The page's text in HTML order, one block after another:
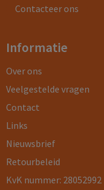
Contacteer ons
Informatie
Over ons
Veelgestelde vragen
Contact
Links
Nieuwsbrief
Retourbeleid
KvK nummer: 28052992